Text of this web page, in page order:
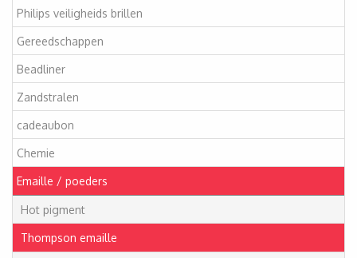
Philips veiligheids brillen
Gereedschappen
Beadliner
Zandstralen
cadeaubon
Chemie
Emaille / poeders
Hot pigment
Thompson emaille